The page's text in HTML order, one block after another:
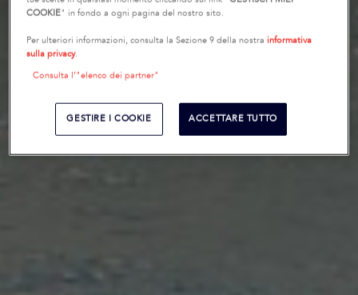
COOKIE" in fondo a ogni pagina del nostro sito.
Per ulteriori informazioni, consulta la Sezione 9 della nostra informativa
sulla privacy.
Consulta l’"elenco dei partner"
GESTIRE I COOKIE ACCETTARE TUTTO